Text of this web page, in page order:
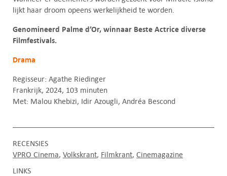
lijkt haar droom opeens werkelijkheid te worden.
Genomineerd Palme d’Or, winnaar Beste Actrice diverse
Filmfestivals.
Drama
Regisseur: Agathe Riedinger
Frankrijk, 2024, 103 minuten
Met: Malou Khebizi, Idir Azougli, Andréa Bescond
RECENSIES
VPRO Cinema Volkskrant Filmkrant Cinemagazine
LINKS